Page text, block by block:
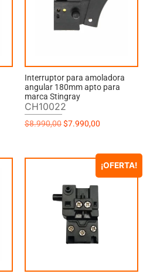
Interruptor para amoladora
angular 180mm apto para
marca Stingray
CH10022
$8.990,00$7.990,00
¡OFERTA!